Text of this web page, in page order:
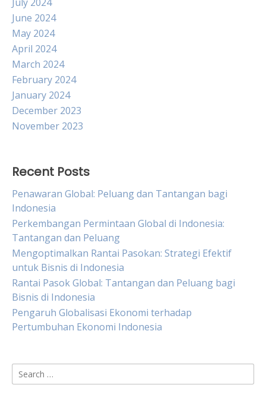
June 2024
May 2024
April 2024
March 2024
February 2024
January 2024
December 2023
November 2023
Recent Posts
Penawaran Global: Peluang dan Tantangan bagi
Indonesia
Perkembangan Permintaan Global di Indonesia:
Tantangan dan Peluang
Mengoptimalkan Rantai Pasokan: Strategi Efektif
untuk Bisnis di Indonesia
Rantai Pasok Global: Tantangan dan Peluang bagi
Bisnis di Indonesia
Pengaruh Globalisasi Ekonomi terhadap
Pertumbuhan Ekonomi Indonesia
Search
for: